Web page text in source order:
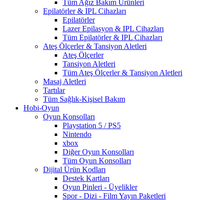
Tüm Ağız Bakım Ürünleri
Epilatörler & IPL Cihazları
Epilatörler
Lazer Epilasyon & IPL Cihazları
Tüm Epilatörler & IPL Cihazları
Ateş Ölçerler & Tansiyon Aletleri
Ateş Ölçerler
Tansiyon Aletleri
Tüm Ateş Ölçerler & Tansiyon Aletleri
Masaj Aletleri
Tartılar
Tüm Sağlık-Kişisel Bakım
Hobi-Oyun
Oyun Konsolları
Playstation 5 / PS5
Nintendo
xbox
Diğer Oyun Konsolları
Tüm Oyun Konsolları
Dijital Ürün Kodları
Destek Kartları
Oyun Pinleri - Üyelikler
Spor - Dizi - Film Yayın Paketleri